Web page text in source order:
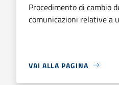
Procedimento di cambio
comunicazioni relative a
VAI ALLA PAGINA